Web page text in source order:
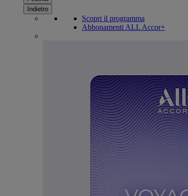
Indietro
Scopri il programma
Abbonamenti ALL Accor+